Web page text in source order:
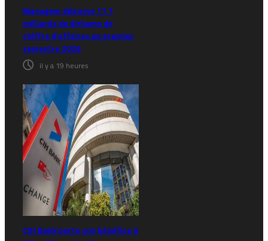
Managem dépasse 11,7
milliards de dirhams de
chiffre d’affaires au premier
semestre 2026
il y a 19 heures
CIH Bank porte son bénéfice à